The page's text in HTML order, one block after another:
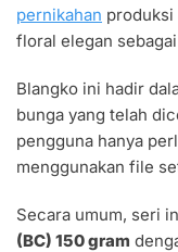
pernikahan produksi
floral elegan
Blangko ini hadir
bunga yang telah
pengguna hanya
menggunakan file
Secara umum, seri
(BC) 150 gram